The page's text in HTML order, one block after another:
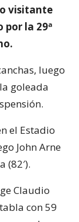
visitante
por la 29ª
luego
goleada
el Estadio
John Arne
(82′).
Claudio
con 59